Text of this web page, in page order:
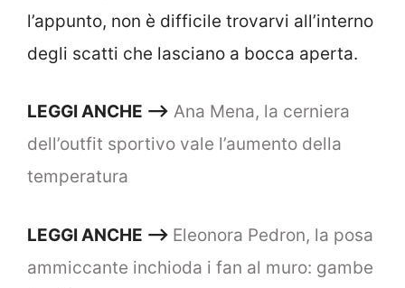
l’appunto, non è difficile trovarvi all’interno
degli scatti che lasciano a bocca aperta.
LEGGI ANCHE –> Ana Mena, la cerniera
dell’outfit sportivo vale l’aumento della
temperatura
LEGGI ANCHE –> Eleonora Pedron, la posa
ammiccante inchioda i fan al muro: gambe